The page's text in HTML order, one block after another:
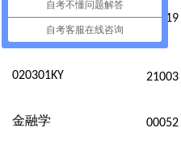
14819
020301KY
金融学
21003
00052
自考不懂问题解答
自考客服在线咨询